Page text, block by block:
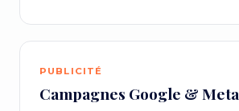
PUBLICITÉ
Campagnes Google & Meta